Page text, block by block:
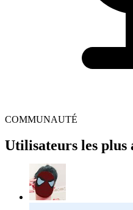
COMMUNAUTÉ
Utilisateurs les plus